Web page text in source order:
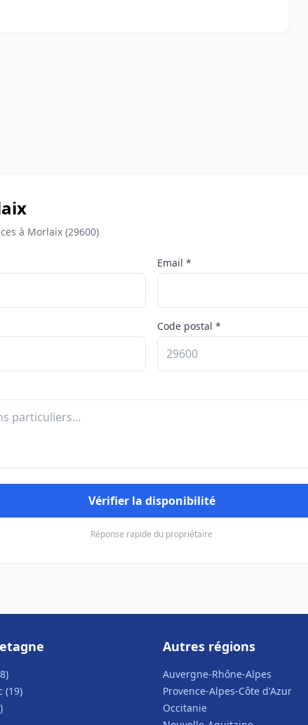
à Morlaix (29600)
Email *
Code postal *
Vérifier la disponibilité
Réponse rapide du propriétaire
(19)
Autres régions
Auvergne-Rhône-Alpes
Provence-Alpes-Côte d'Azur
Occitanie